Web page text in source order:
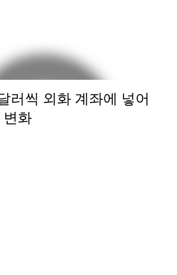
러씩 외화 계좌에 넣어
변화